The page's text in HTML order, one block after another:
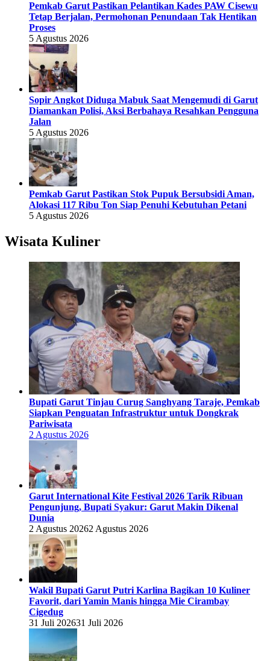
Pemkab Garut Pastikan Pelantikan Kades PAW Cisewu
Tetap Berjalan, Permohonan Penundaan Tak Hentikan
Proses
5 Agustus 2026
Sopir Angkot Diduga Mabuk Saat Mengemudi di Garut
Diamankan Polisi, Aksi Berbahaya Resahkan Pengguna
Jalan
5 Agustus 2026
Pemkab Garut Pastikan Stok Pupuk Bersubsidi Aman,
Alokasi 117 Ribu Ton Siap Penuhi Kebutuhan Petani
5 Agustus 2026
Wisata Kuliner
Bupati Garut Tinjau Curug Sanghyang Taraje, Pemkab
Siapkan Penguatan Infrastruktur untuk Dongkrak
Pariwisata
2 Agustus 2026
Garut International Kite Festival 2026 Tarik Ribuan
Pengunjung, Bupati Syakur: Garut Makin Dikenal
Dunia
2 Agustus 20262 Agustus 2026
Wakil Bupati Garut Putri Karlina Bagikan 10 Kuliner
Favorit, dari Yamin Manis hingga Mie Cirambay
Cigedug
31 Juli 202631 Juli 2026